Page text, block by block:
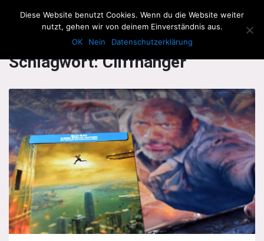
The Howling Men
Schlagwort:Cliffhanger
Diese Website benutzt Cookies. Wenn du die Website weiter
nutzt, gehen wir von deinem Einverständnis aus.
OK
Nein Datenschutzerklärung